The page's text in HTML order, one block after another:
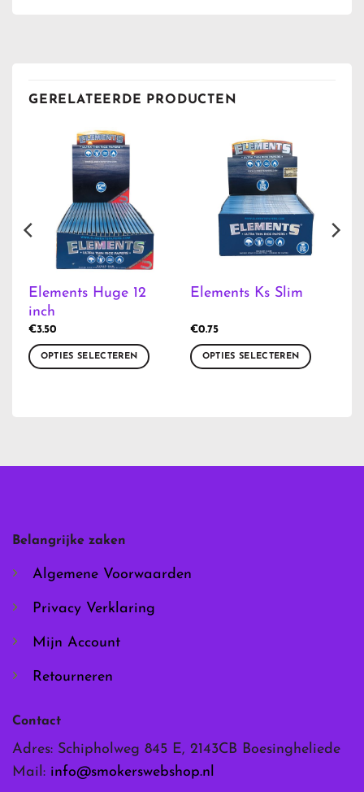
GERELATEERDE PRODUCTEN
Elements Huge 12
inch
€3.50
OPTIES SELECTEREN
op
de
productpagina
Elements Ks Slim
€0.75
OPTIES SELECTEREN
Belangrijke zaken
Algemene Voorwaarden
Privacy Verklaring
Mijn Account
Retourneren
Contact
Adres: Schipholweg 845 E, 2143CB Boesingheliede
Mail: info@smokerswebshop.nl